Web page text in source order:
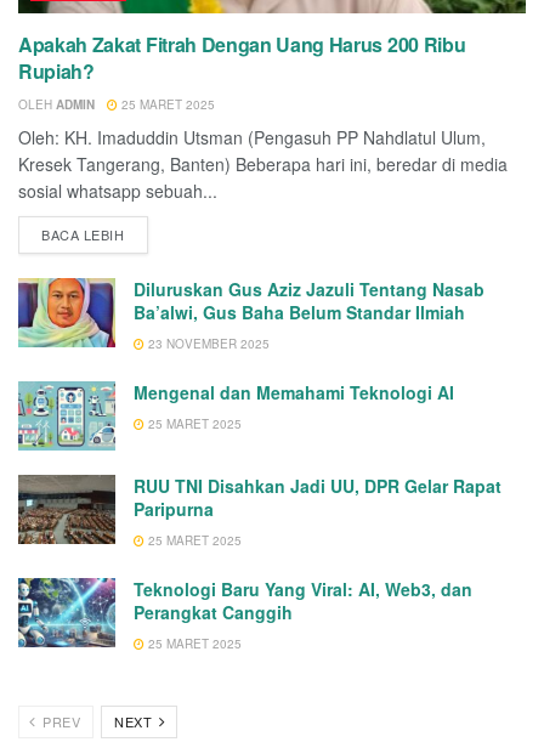
Apakah Zakat Fitrah Dengan Uang Harus 200 Ribu
Rupiah?
OLEH ADMIN 25 MARET 2025
Oleh: KH. Imaduddin Utsman (Pengasuh PP Nahdlatul Ulum,
Kresek Tangerang, Banten) Beberapa hari ini, beredar di media
sosial whatsapp sebuah...
BACA LEBIH
Diluruskan Gus Aziz Jazuli Tentang Nasab
Ba’alwi, Gus Baha Belum Standar Ilmiah
23 NOVEMBER 2025
Mengenal dan Memahami Teknologi AI
25 MARET 2025
RUU TNI Disahkan Jadi UU, DPR Gelar Rapat
Paripurna
25 MARET 2025
Teknologi Baru Yang Viral: AI, Web3, dan
Perangkat Canggih
25 MARET 2025
PREV NEXT